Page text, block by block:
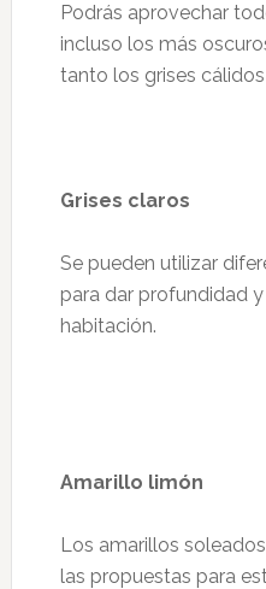
Podrás aprovechar
incluso los más
tanto los grises
Grises claros
Se pueden utilizar
para dar profundidad
habitación.
Amarillo limón
Los amarillos
las propuestas para